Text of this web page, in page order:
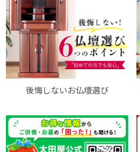
後悔しないお仏壇選び